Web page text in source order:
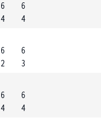
6
4
6
4
6
2
6
3
6
4
6
4